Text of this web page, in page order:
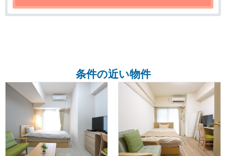
条件の近い物件